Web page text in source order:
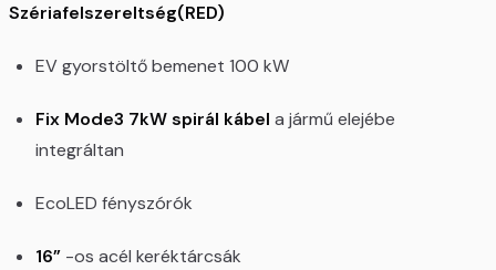
Szériafelszereltség(RED)
EV gyorstöltő bemenet 100 kW
Fix Mode3 7kWspirál kábel a jármű elejébe
integráltan
EcoLED fényszórók
16” -os acél keréktárcsák